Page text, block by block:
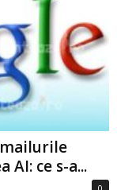
mailurile
ce s-a...